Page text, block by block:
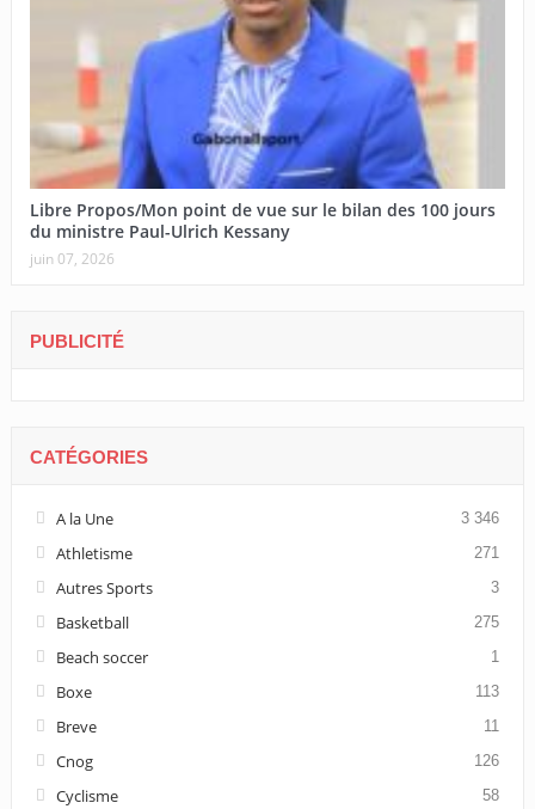
Libre Propos/Mon point de vue sur le bilan des 100 jours
du ministre Paul-Ulrich Kessany
juin 07, 2026
PUBLICITÉ
CATÉGORIES
A la Une 3 346
Athletisme 271
Autres Sports 3
Basketball 275
Beach soccer 1
Boxe 113
Breve 11
Cnog 126
Cyclisme 58